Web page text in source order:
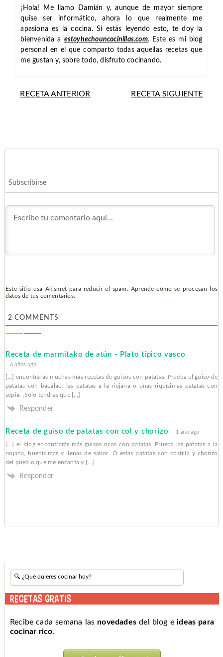
¡Hola! Me llamo Damián y, aunque de mayor siempre
quise ser informático, ahora lo que realmente me
apasiona es la cocina. Si estás leyendo esto, te doy la
bienvenida a estoyhechouncocinillas.com. Este es mi blog
personal en el que comparto todas aquellas recetas que
me gustan y, sobre todo, disfruto cocinando.
RECETA ANTERIOR RECETA SIGUIENTE
Subscribirse
Este sitio usa Akismet para reducir el spam. Aprende cómo se procesan los
datos de tus comentarios.
2 COMMENTS
Receta de marmitako de atún - Plato típico vasco
6 años ago
[…] encontrarás muchas más recetas de guisos con patatas. Prueba el guiso de
patatas con bacalao, las patatas a la riojana o unas riquísimas patatas con
sepia. ¡Sólo tendrás que […]
Responder
Receta de guiso de patatas con col y chorizo 1 año ago
[…] el blog encontrarás más guisos ricos con patatas. Prueba las patatas a la
riojana, buenísimas y llenas de sabor. O estas patatas con costilla y chorizo
del pueblo que me encanta y […]
Responder
RECETAS GRATIS
Recibe cada semana las novedades del blog eideas para
cocinar rico.